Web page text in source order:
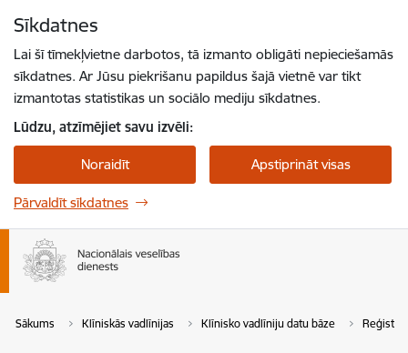
Sīkdatnes
Lai šī tīmekļvietne darbotos, tā izmanto obligāti nepieciešamās
sīkdatnes. Ar Jūsu piekrišanu papildus šajā vietnē var tikt
izmantotas statistikas un sociālo mediju sīkdatnes.
Lūdzu, atzīmējiet savu izvēli:
Noraidīt Apstiprināt visas
Pārvaldīt sīkdatnes
Sākums Klīniskās vadlīnijas Klīnisko vadlīniju datu bāze